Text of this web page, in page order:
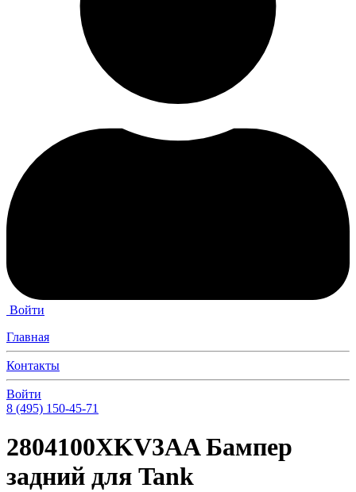
Войти
Главная
Контакты
Войти
8 (495) 150-45-71
2804100XKV3AA Бампер
задний для Tank